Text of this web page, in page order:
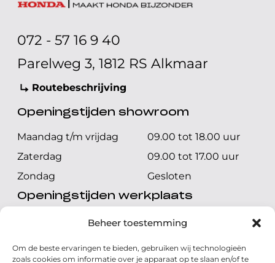
Beheer toestemming
Om de beste ervaringen te bieden, gebruiken wij technologieën
zoals cookies om informatie over je apparaat op te slaan en/of te
072 - 57 16 9 40
Parelweg 3, 1812 RS Alkmaar
Routebeschrijving
Openingstijden showroom
Maandag t/m vrijdag
09.00 tot 18.00 uur
Zaterdag
09.00 tot 17.00 uur
Zondag
Gesloten
Openingstijden werkplaats
Maandag t/m vrijdag
08.00 tot 17.00 uur
Zondag
Gesloten